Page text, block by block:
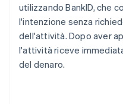
utilizzando BankID, che
l'intenzione senza
dell'attività. Dopo aver
l'attività riceve
del denaro.